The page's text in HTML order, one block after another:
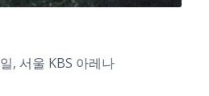
, 서울 KBS 아레나